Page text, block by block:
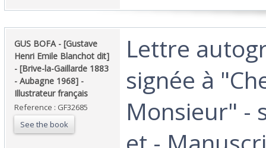
‎GUS BOFA - [Gustave
Henri Emile Blanchot dit]
- [Brive-la-Gaillarde 1883
- Aubagne 1968] -
Illustrateur français‎
Reference : GF32685
See the book
‎Lettre
signée à
Monsieur" -